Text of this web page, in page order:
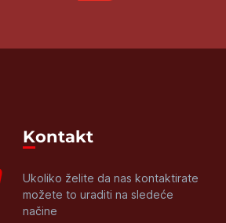
Kontakt
Ukoliko želite da nas kontaktirate
možete to uraditi na sledeće
načine